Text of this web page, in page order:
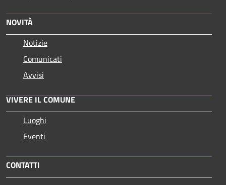
NOVITÀ
Notizie
Comunicati
Avvisi
VIVERE IL COMUNE
Luoghi
Eventi
CONTATTI